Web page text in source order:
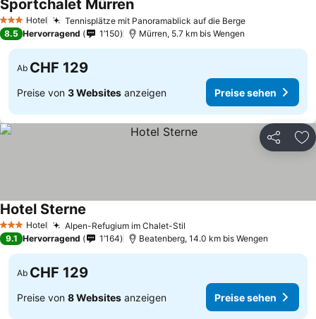
3 SterneHotel Tennisplätze mit Panoramablick auf die BergePreise sehen
Sportchalet MürrenPreise sehen
8.5 Hervorragend 1’150 Mürren, 5.7 km bis Wengen
Ab CHF 129
Preise von 3 Websites anzeigen Preise sehen
Teilen
3 SterneHotel Alpen-Refugium im Chalet-Stil
Hotel Sterne
9.1 Hervorragend 1’164 Beatenberg, 14.0 km bis Wengen
Ab CHF 129
Preise von 8 Websites anzeigen Preise sehen